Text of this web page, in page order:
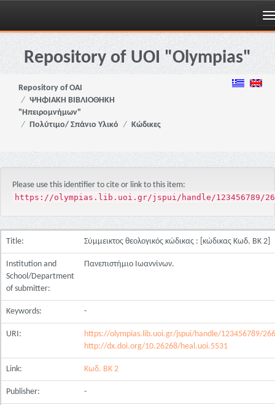
Skip
navigationRepository of UOI "Olympias"
Repository of OAI
ΨΗΦΙΑΚΗ ΒΙΒΛΙΟΘΗΚΗ
"Ηπειρομνήμων"
Πολύτιμο/ Σπάνιο Υλικό
Κώδικες
Please use this identifier to cite or link to this item:
https://olympias.lib.uoi.gr/jspui/handle/123456789/
Title: Σύμμεικτος θεολογικός κώδικας : [κώδικας Κωδ. ΒΚ 2]
Institution and
School/Department
of submitter:
Πανεπιστήμιο Ιωαννίνων.
Keywords: -
URI:
https://olympias.lib.uoi.gr/jspui/handle/123456789/
http://dx.doi.org/10.26268/heal.uoi.5531
Link: Κωδ. ΒΚ 2
Publisher: -